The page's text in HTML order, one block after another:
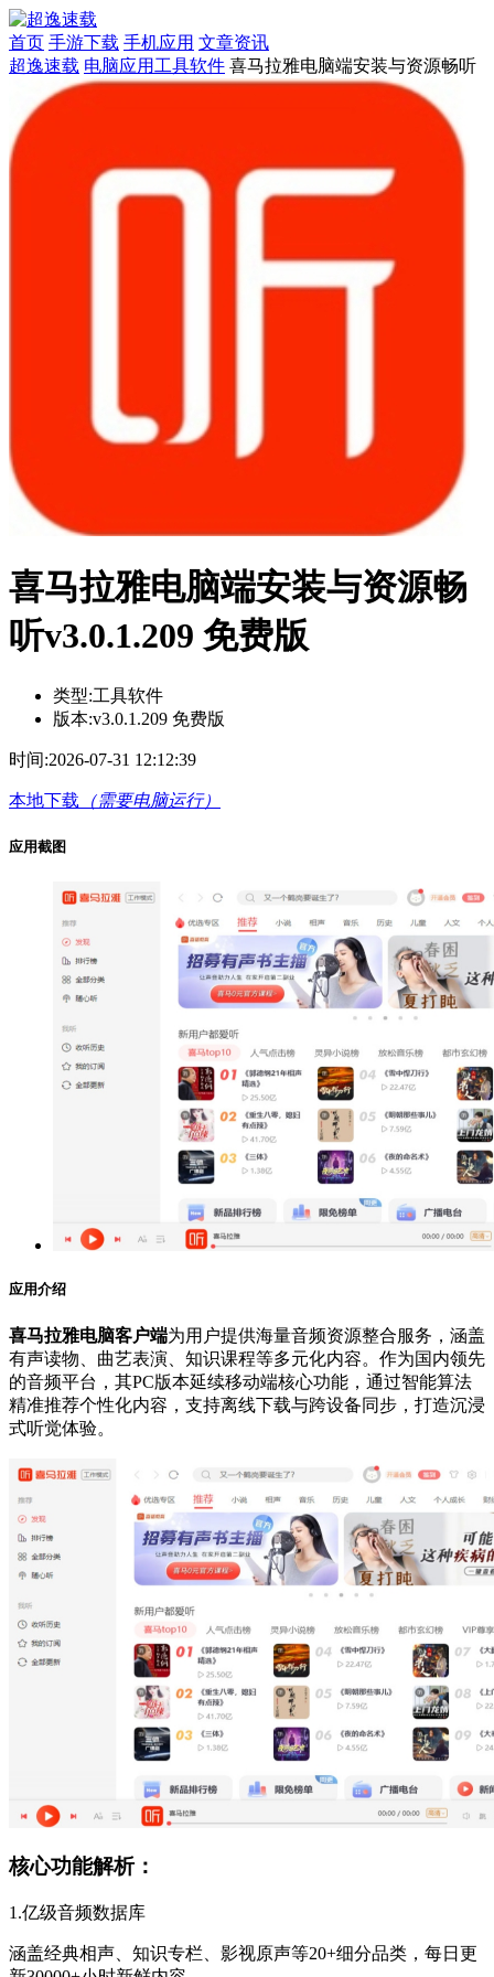
首页 手游下载 手机应用 文章资讯
超逸速载 电脑应用 工具软件 喜马拉雅电脑端安装与资源畅听
喜马拉雅电脑端安装与资源畅
听v3.0.1.209 免费版
类型:工具软件
版本:v3.0.1.209 免费版
时间:2026-07-31 12:12:39
本地下载 （需要电脑运行）
应用截图
应用介绍
喜马拉雅电脑客户端为用户提供海量音频资源整合服务，涵盖
有声读物、曲艺表演、知识课程等多元化内容。作为国内领先
的音频平台，其PC版本延续移动端核心功能，通过智能算法
精准推荐个性化内容，支持离线下载与跨设备同步，打造沉浸
式听觉体验。
核心功能解析：
1.亿级音频数据库
涵盖经典相声、知识专栏、影视原声等20+细分品类，每日更